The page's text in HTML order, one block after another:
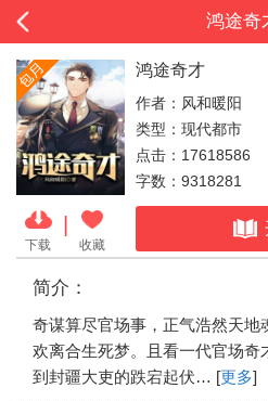
鸿途奇
下载 收藏
鸿途奇才
作者：风和暖阳
类型：现代都市
点击：17618586
字数：9318281
简介：
奇谋算尽官场事，正气浩然天地
欢离合生死梦。且看一代官场奇
到封疆大吏的跌宕起伏… [更多]